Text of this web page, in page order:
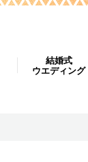
結婚式
ウエディング